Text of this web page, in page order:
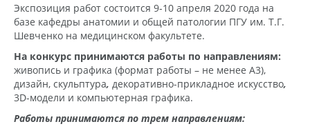
Экспозиция работ состоится 9-10 апреля 2020 года на
базе кафедры анатомии и общей патологии ПГУ им. Т.Г.
Шевченко на медицинском факультете.
На конкурс принимаются работы по направлениям:
живопись и графика (формат работы – не менее А3),
дизайн, скульптура, декоративно-прикладное искусство,
3D-модели и компьютерная графика.
Работы принимаются по трем направлениям: